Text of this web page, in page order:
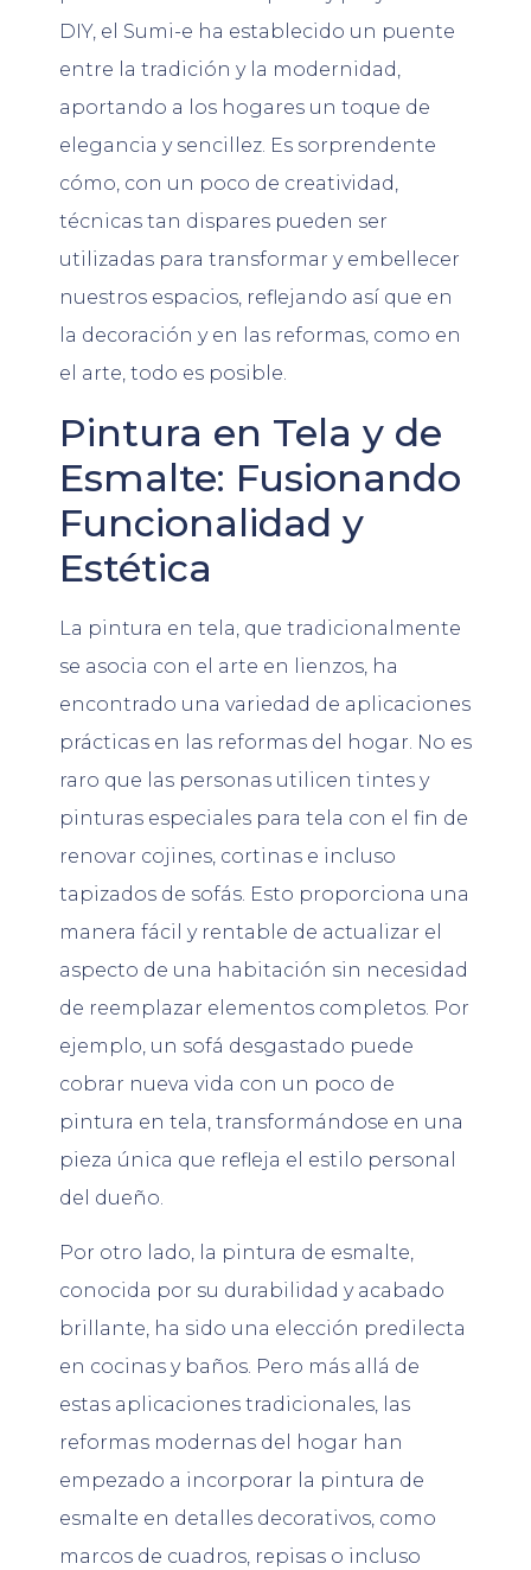
DIY, el Sumi-e ha establecido un puente
entre la tradición y la modernidad,
aportando a los hogares un toque de
elegancia y sencillez. Es sorprendente
cómo, con un poco de creatividad,
técnicas tan dispares pueden ser
utilizadas para transformar y embellecer
nuestros espacios, reflejando así que en
la decoración y en las reformas, como en
el arte, todo es posible.
Pintura en Tela y de
Esmalte: Fusionando
Funcionalidad y
Estética
La pintura en tela, que tradicionalmente
se asocia con el arte en lienzos, ha
encontrado una variedad de aplicaciones
prácticas en las reformas del hogar. No es
raro que las personas utilicen tintes y
pinturas especiales para tela con el fin de
renovar cojines, cortinas e incluso
tapizados de sofás. Esto proporciona una
manera fácil y rentable de actualizar el
aspecto de una habitación sin necesidad
de reemplazar elementos completos. Por
ejemplo, un sofá desgastado puede
cobrar nueva vida con un poco de
pintura en tela, transformándose en una
pieza única que refleja el estilo personal
del dueño.
Por otro lado, la pintura de esmalte,
conocida por su durabilidad y acabado
brillante, ha sido una elección predilecta
en cocinas y baños. Pero más allá de
estas aplicaciones tradicionales, las
reformas modernas del hogar han
empezado a incorporar la pintura de
esmalte en detalles decorativos, como
marcos de cuadros, repisas o incluso